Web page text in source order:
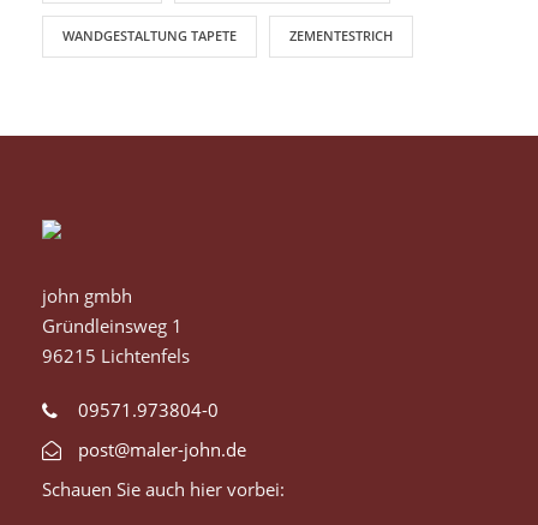
WANDGESTALTUNG TAPETE ZEMENTESTRICH
john gmbh
Gründleinsweg 1
96215 Lichtenfels
09571.973804-0
post@maler-john.de
Schauen Sie auch hier vorbei: